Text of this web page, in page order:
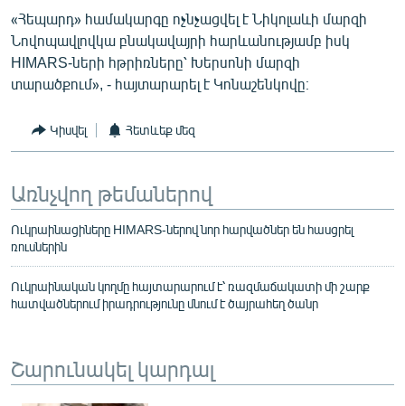
«Հեպարդ» համակարգը ոչնչացվել է Նիկոլաևի մարզի
Նովոպավլովկա բնակավայրի հարևանությամբ իսկ
HIMARS-ների հթրիռները՝ Խերսոնի մարզի
տարածքում», - հայտարարել է Կոնաշենկովը։
Կիսվել Հետևեք մեզ
Առնչվող թեմաներով
Ուկրաինացիները HIMARS-ներով նոր հարվածներ են հասցրել
ռուսներին
Ուկրաինական կողմը հայտարարում է՝ ռազմաճակատի մի շարք
հատվածներում իրադրությունը մնում է ծայրահեղ ծանր
Շարունակել կարդալ